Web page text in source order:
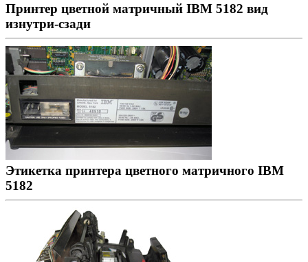
Принтер цветной матричный IBM 5182 вид
изнутри-сзади
Этикетка принтера цветного матричного IBM
5182